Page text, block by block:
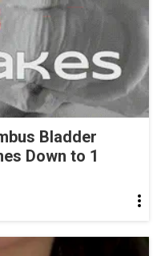
Bladder
Down to 1